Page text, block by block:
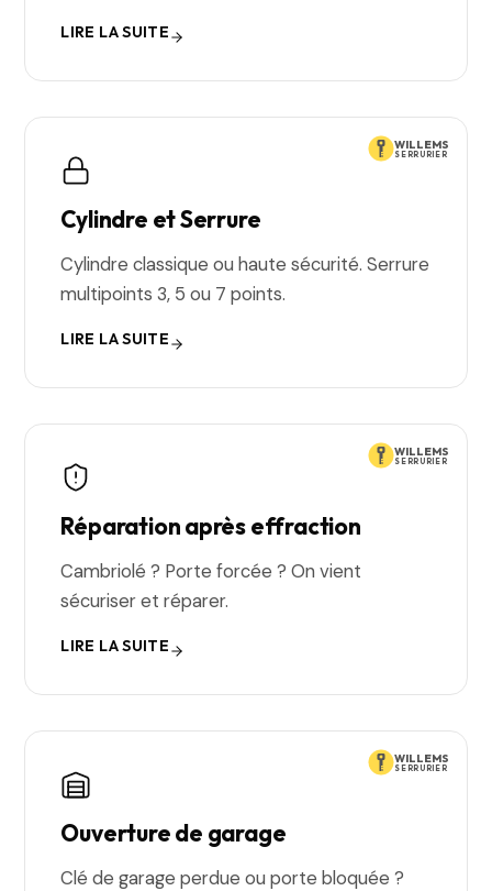
LIRE LA SUITE
WILLEMS
SERRURIER
Cylindre et Serrure
Cylindre classique ou haute sécurité. Serrure
multipoints 3, 5 ou 7 points.
LIRE LA SUITE
WILLEMS
SERRURIER
Réparation après effraction
Cambriolé ? Porte forcée ? On vient
sécuriser et réparer.
LIRE LA SUITE
WILLEMS
SERRURIER
Ouverture de garage
Clé de garage perdue ou porte bloquée ?